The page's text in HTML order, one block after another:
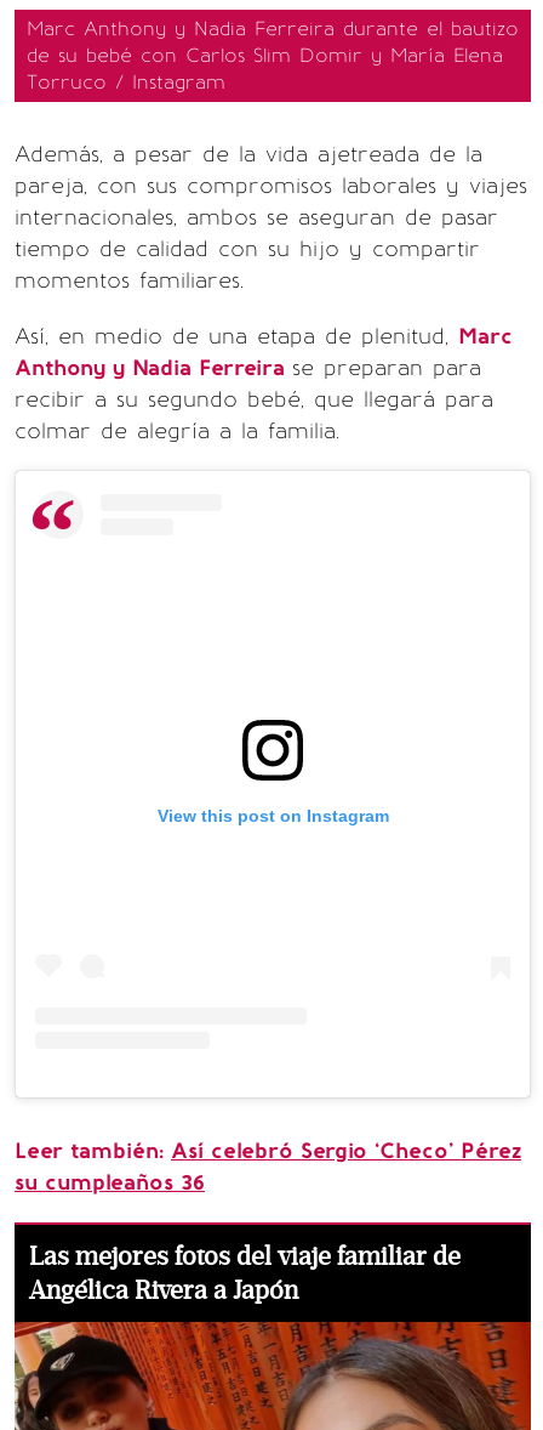
Marc Anthony y Nadia Ferreira durante el bautizo
de su bebé con Carlos Slim Domir y María Elena
Torruco / Instagram
Además, a pesar de la vida ajetreada de la
pareja, con sus compromisos laborales y viajes
internacionales, ambos se aseguran de pasar
tiempo de calidad con su hijo y compartir
momentos familiares.
Así, en medio de una etapa de plenitud, Marc
Anthony y Nadia Ferreira se preparan para
recibir a su segundo bebé, que llegará para
colmar de alegría a la familia.
View this post on Instagram
Leer también: Así celebró Sergio ‘Checo’ Pérez
su cumpleaños 36
Las mejores fotos del viaje familiar de
Angélica Rivera a Japón